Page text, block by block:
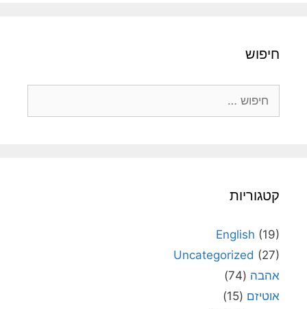
חיפוש
קטגוריות
English (19)
Uncategorized (27)
אהבה (74)
אוטיזם (15)